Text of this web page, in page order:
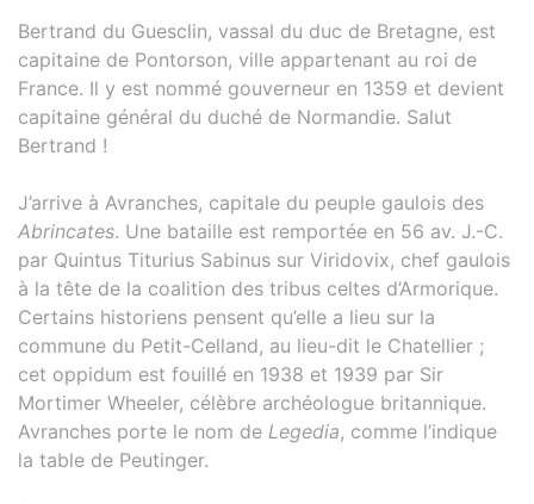
Bertrand du Guesclin, vassal du duc de Bretagne, est
capitaine de Pontorson, ville appartenant au roi de
France. Il y est nommé gouverneur en 1359 et devient
capitaine général du duché de Normandie. Salut
Bertrand !
J’arrive à Avranches, capitale du peuple gaulois des
Abrincates. Une bataille est remportée en 56 av. J.-C.
par Quintus Titurius Sabinus sur Viridovix, chef gaulois
à la tête de la coalition des tribus celtes d’Armorique.
Certains historiens pensent qu’elle a lieu sur la
commune du Petit-Celland, au lieu-dit le Chatellier ;
cet oppidum est fouillé en 1938 et 1939 par Sir
Mortimer Wheeler, célèbre archéologue britannique.
Avranches porte le nom de Legedia, comme l’indique
la table de Peutinger.